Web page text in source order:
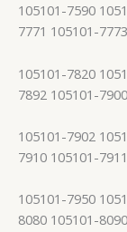
105101-7590
7771 105101-
105101-7820
7892 105101-
105101-7902
7910 105101-
105101-7950
8080 105101-